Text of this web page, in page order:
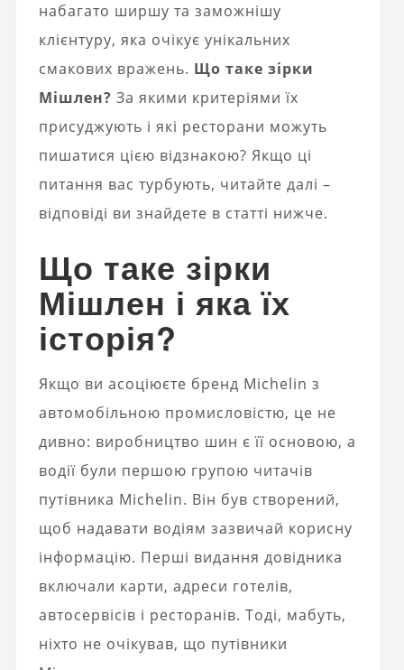
набагато ширшу та заможнішу
клієнтуру, яка очікує унікальних
смакових вражень. Що таке зірки
Мішлен? За якими критеріями їх
присуджують і які ресторани можуть
пишатися цією відзнакою? Якщо ці
питання вас турбують, читайте далі –
відповіді ви знайдете в статті нижче.
Що таке зірки
Мішлен і яка їх
історія?
Якщо ви асоціюєте бренд Michelin з
автомобільною промисловістю, це не
дивно: виробництво шин є її основою, а
водії були першою групою читачів
путівника Michelin. Він був створений,
щоб надавати водіям зазвичай корисну
інформацію. Перші видання довідника
включали карти, адреси готелів,
автосервісів і ресторанів. Тоді, мабуть,
ніхто не очікував, що путівники